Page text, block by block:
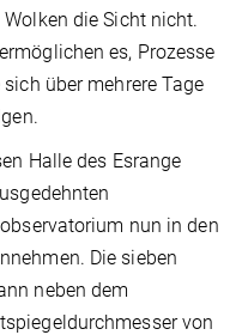
die Sicht nicht.
es, Prozesse
über mehrere Tage
Halle des Esrange
nun in den
Die sieben
neben dem
von